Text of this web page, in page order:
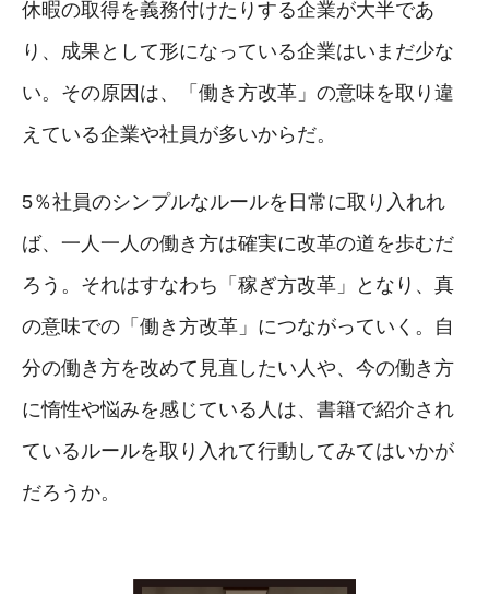
休暇の取得を義務付けたりする企業が大半であ
り、成果として形になっている企業はいまだ少な
い。その原因は、「働き方改革」の意味を取り違
えている企業や社員が多いからだ。
5％社員のシンプルなルールを日常に取り入れれ
ば、一人一人の働き方は確実に改革の道を歩むだ
ろう。それはすなわち「稼ぎ方改革」となり、真
の意味での「働き方改革」につながっていく。自
分の働き方を改めて見直したい人や、今の働き方
に惰性や悩みを感じている人は、書籍で紹介され
ているルールを取り入れて行動してみてはいかが
だろうか。